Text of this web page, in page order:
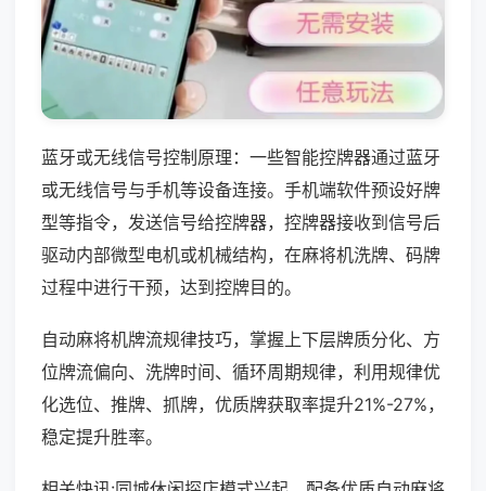
蓝牙或无线信号控制原理：一些智能控牌器通过蓝牙
或无线信号与手机等设备连接。手机端软件预设好牌
型等指令，发送信号给控牌器，控牌器接收到信号后
驱动内部微型电机或机械结构，在麻将机洗牌、码牌
过程中进行干预，达到控牌目的。
自动麻将机牌流规律技巧，掌握上下层牌质分化、方
位牌流偏向、洗牌时间、循环周期规律，利用规律优
化选位、推牌、抓牌，优质牌获取率提升21%-27%，
稳定提升胜率。